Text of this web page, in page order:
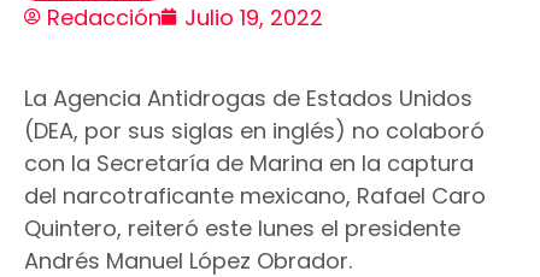
Redacción Julio 19, 2022
La Agencia Antidrogas de Estados Unidos
(DEA, por sus siglas en inglés) no colaboró
con la Secretaría de Marina en la captura
del narcotraficante mexicano, Rafael Caro
Quintero, reiteró este lunes el presidente
Andrés Manuel López Obrador.